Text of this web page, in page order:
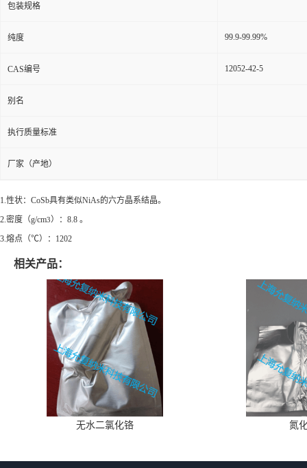
包装规格
纯度 99.9-99.99%
CAS编号 12052-42-5
别名
执行质量标准
厂家（产地）
1.性状：CoSb具有类似NiAs的六方晶系结晶。
2.密度（g/cm3）：8.8 。
3.熔点（℃）：1202
相关产品：
无水二氯化铬 氮